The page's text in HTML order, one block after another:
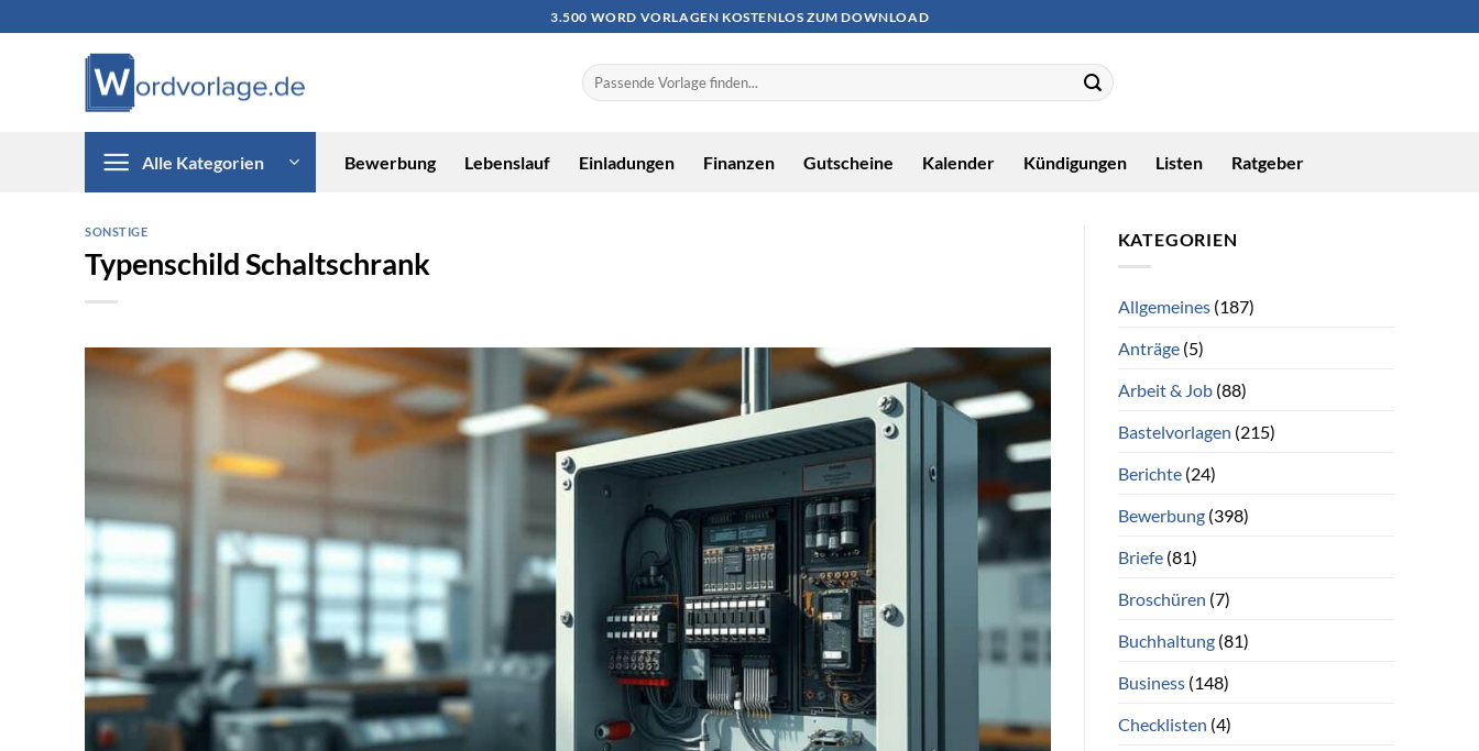
3.500 WORD VORLAGEN KOSTENLOS ZUM DOWNLOAD
Alle Kategorien Bewerbung Lebenslauf Einladungen Finanzen Gutscheine Kalender Kündigungen Listen Ratgeber
SONSTIGE
Typenschild Schaltschrank
KATEGORIEN
Allgemeines(187)
Anträge(5)
Arbeit & Job(88)
Bastelvorlagen (215)
Berichte(24)
Bewerbung(398)
Briefe(81)
Broschüren (7)
Buchhaltung(81)
Business(148)
Checklisten (4)